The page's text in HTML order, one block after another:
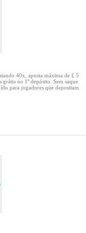
40x, aposta máxima de £ 5
no 1º depósito. Sem saque
para jogadores que depositam